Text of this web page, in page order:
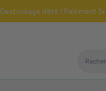
Destockage d'été ! Paiement